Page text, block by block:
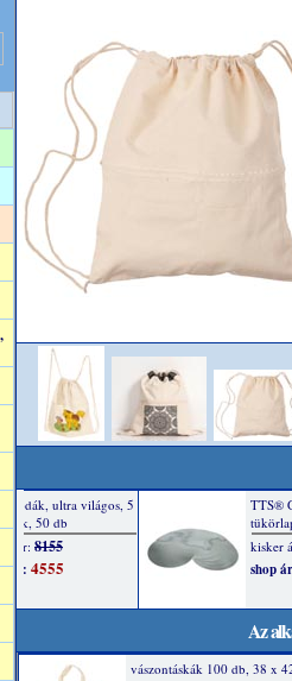
Az
vászontáskák 100 db, 38 x